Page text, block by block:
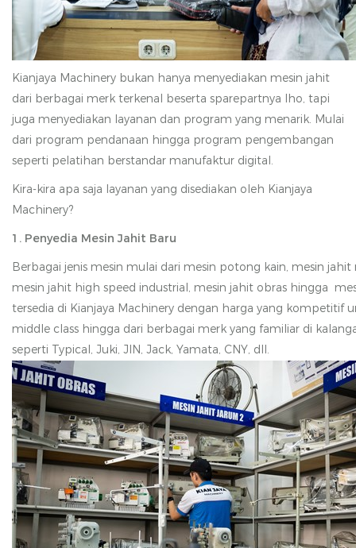
Kianjaya Machinery bukan hanya menyediakan mesin jahit
dari berbagai merk terkenal beserta sparepartnya lho, tapi
juga menyediakan layanan dan program yang menarik. Mulai
dari program pendanaan hingga program pengembangan
seperti pelatihan berstandar manufaktur digital.
Kira-kira apa saja layanan yang disediakan oleh Kianjaya
Machinery?
1. Penyedia Mesin Jahit Baru
Berbagai jenis mesin mulai dari mesin potong kain, mesin
mesin jahit high speed industrial, mesin jahit obras hingga
tersedia di Kianjaya Machinery dengan harga yang kompetitif
middle class hingga dari berbagai merk yang familiar di
seperti Typical, Juki, JIN, Jack, Yamata, CNY, dll.